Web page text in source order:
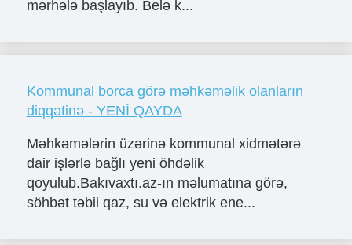
mərhələ başlayıb. Belə k...
Kommunal borca görə məhkəməlik olanların
diqqətinə - YENİ QAYDA
Məhkəmələrin üzərinə kommunal xidmətərə
dair işlərlə bağlı yeni öhdəlik
qoyulub.Bakıvaxtı.az-ın məlumatına görə,
söhbət təbii qaz, su və elektrik ene...